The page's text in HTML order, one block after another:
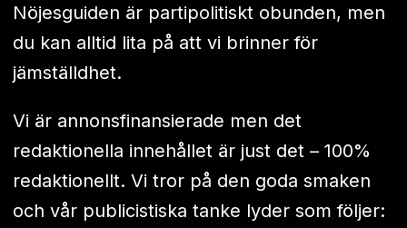
Nöjesguiden är partipolitiskt obunden, men
du kan alltid lita på att vi brinner för
jämställdhet.
Vi är annonsfinansierade men det
redaktionella innehållet är just det – 100%
redaktionellt. Vi tror på den goda smaken
och vår publicistiska tanke lyder som följer: